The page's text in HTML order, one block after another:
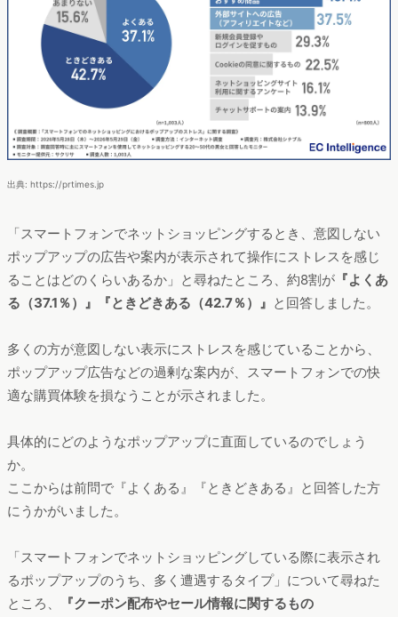
出典: https://prtimes.jp
「スマートフォンでネットショッピングするとき、意図しない
ポップアップの広告や案内が表示されて操作にストレスを感じ
ることはどのくらいあるか」と尋ねたところ、約8割が 『よくあ
る（37.1％）』『ときどきある（42.7％）』 と回答しました。
多くの方が意図しない表示にストレスを感じていることから、
ポップアップ広告などの過剰な案内が、スマートフォンでの快
適な購買体験を損なうことが示されました。
具体的にどのようなポップアップに直面しているのでしょう
か。
ここからは前問で『よくある』『ときどきある』と回答した方
にうかがいました。
「スマートフォンでネットショッピングしている際に表示され
るポップアップのうち、多く遭遇するタイプ」について尋ねた
ところ、
『クーポン配布やセール情報に関するもの